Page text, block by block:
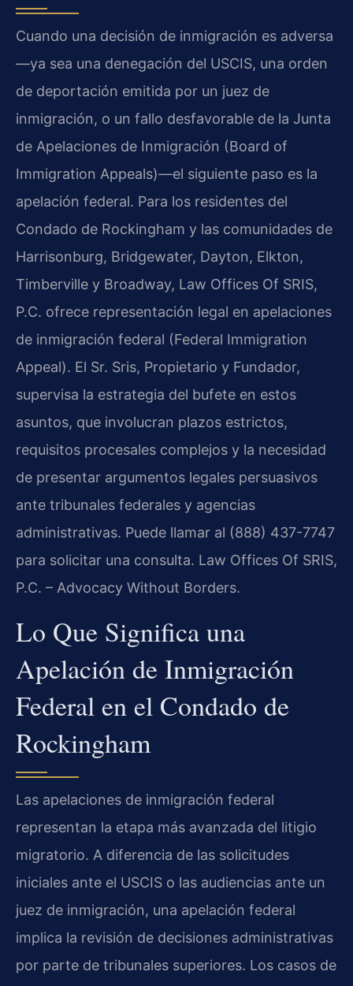
Cuando una decisión de inmigración es adversa
—ya sea una denegación del USCIS, una orden
de deportación emitida por un juez de
inmigración, o un fallo desfavorable de la Junta
de Apelaciones de Inmigración (Board of
Immigration Appeals)—el siguiente paso es la
apelación federal. Para los residentes del
Condado de Rockingham y las comunidades de
Harrisonburg, Bridgewater, Dayton, Elkton,
Timberville y Broadway, Law Offices Of SRIS,
P.C. ofrece representación legal en apelaciones
de inmigración federal (Federal Immigration
Appeal). El Sr. Sris, Propietario y Fundador,
supervisa la estrategia del bufete en estos
asuntos, que involucran plazos estrictos,
requisitos procesales complejos y la necesidad
de presentar argumentos legales persuasivos
ante tribunales federales y agencias
administrativas. Puede llamar al (888) 437-7747
para solicitar una consulta. Law Offices Of SRIS,
P.C. – Advocacy Without Borders.
Lo Que Significa una
Apelación de Inmigración
Federal en el Condado de
Rockingham
Las apelaciones de inmigración federal
representan la etapa más avanzada del litigio
migratorio. A diferencia de las solicitudes
iniciales ante el USCIS o las audiencias ante un
juez de inmigración, una apelación federal
implica la revisión de decisiones administrativas
por parte de tribunales superiores. Los casos de